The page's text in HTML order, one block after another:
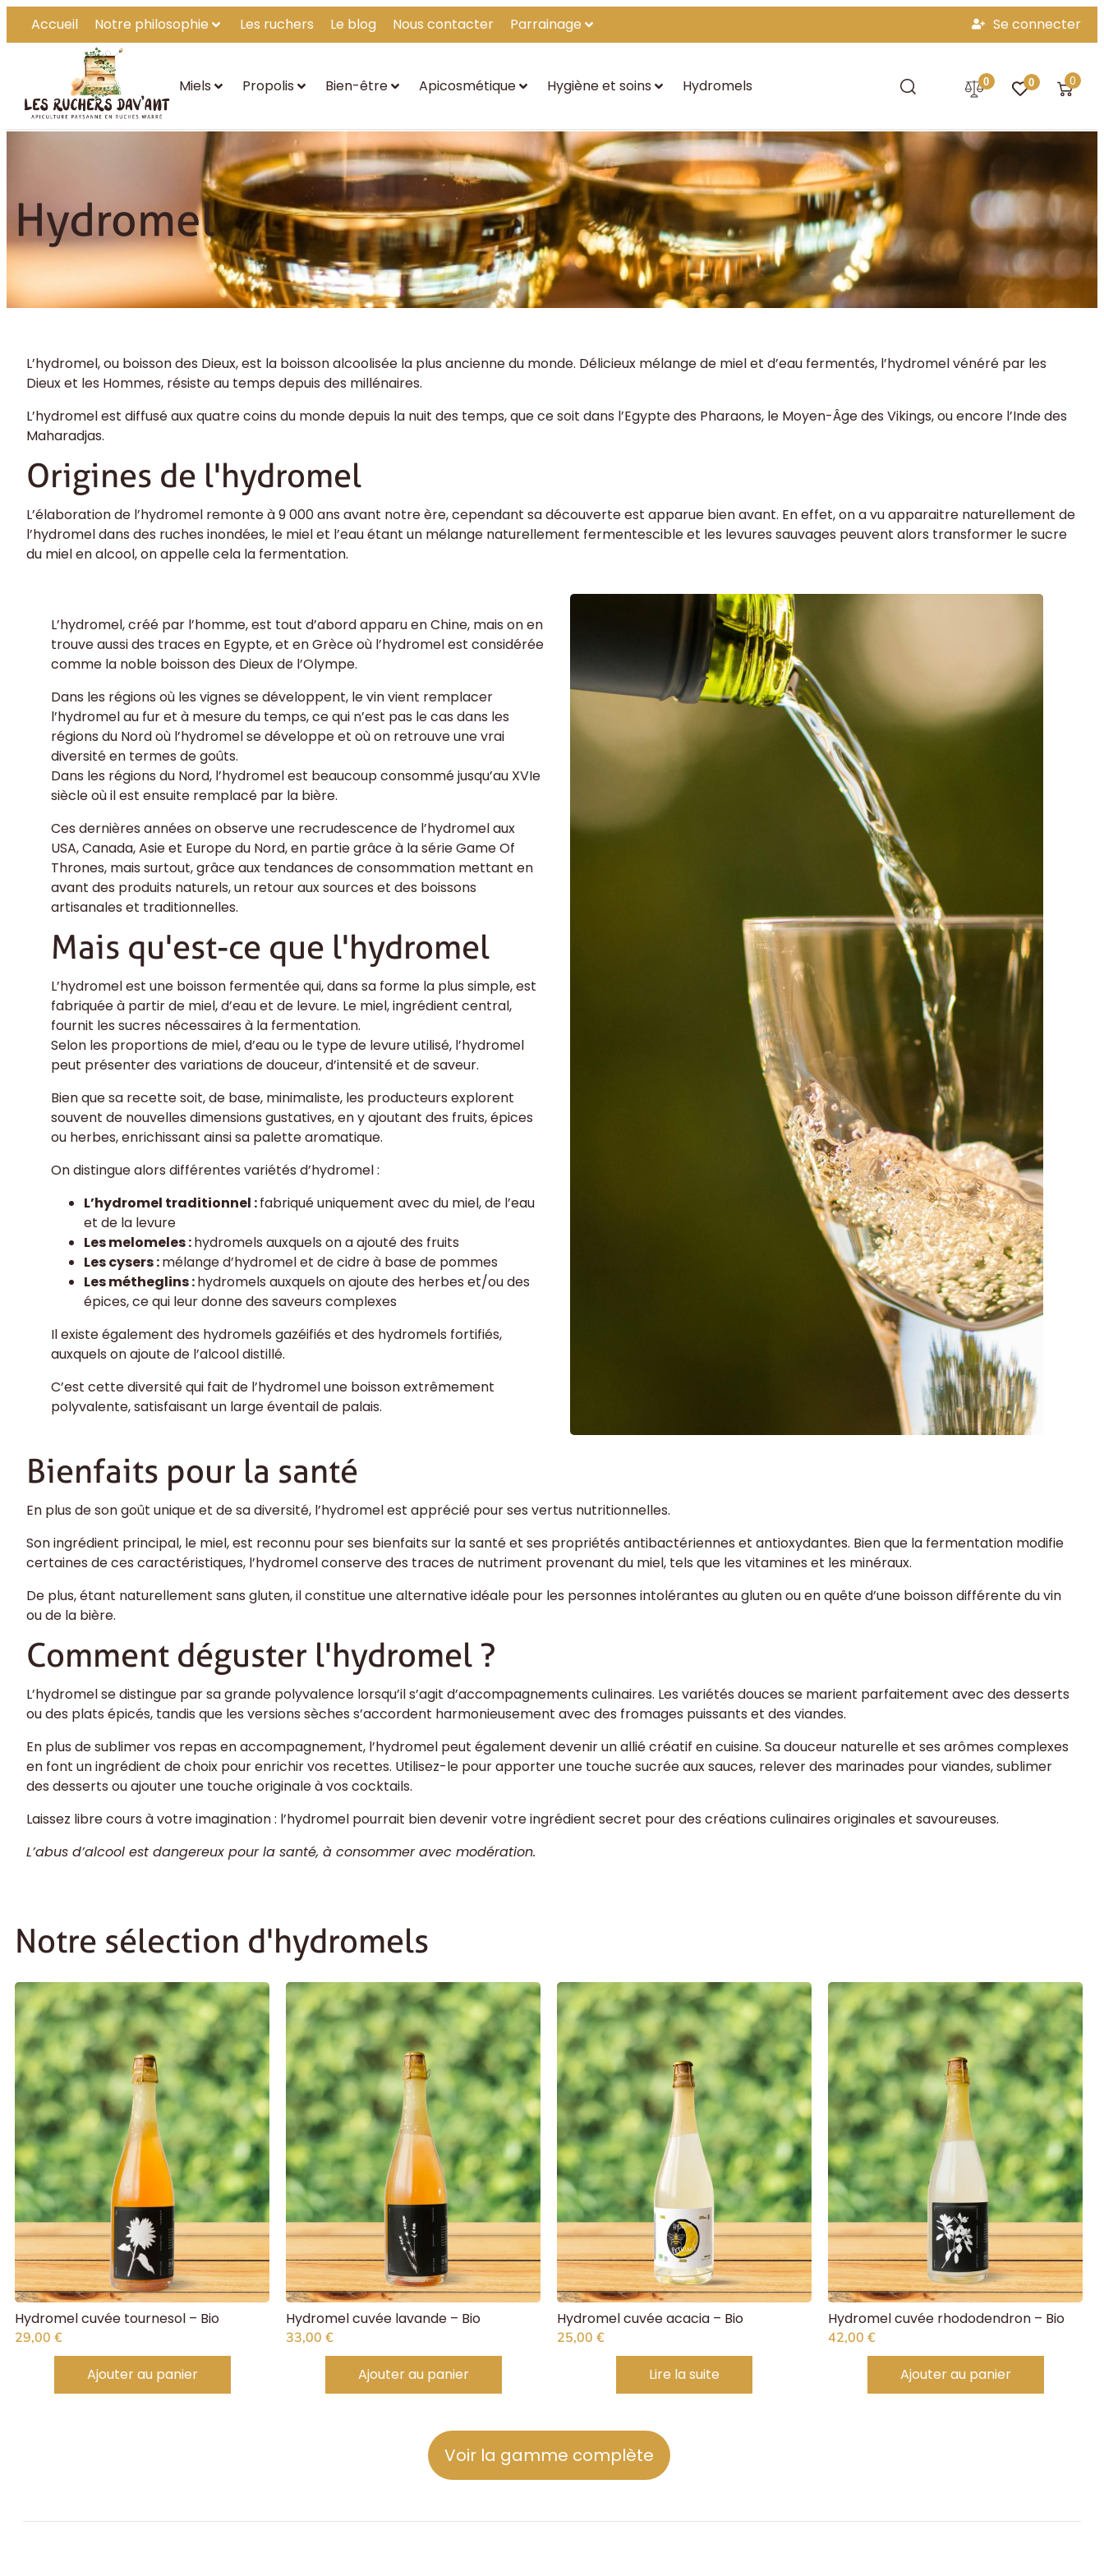
Accueil Notre philosophie Les ruchers Le blog Nous contacter Parrainage Se connecter
Miels Propolis Bien-être Apicosmétique Hygiène et soins Hydromels 0 0 0
Hydromel
L’hydromel, ou boisson des Dieux, est la boisson alcoolisée la plus ancienne du monde. Délicieux mélange de miel et d’eau fermentés, l’hydromel vénéré par les
Dieux et les Hommes, résiste au temps depuis des millénaires.
L’hydromel est diffusé aux quatre coins du monde depuis la nuit des temps, que ce soit dans l’Egypte des Pharaons, le Moyen-Âge des Vikings, ou encore l’Inde des
Maharadjas.
Origines de l'hydromel
L’élaboration de l’hydromel remonte à 9 000 ans avant notre ère, cependant sa découverte est apparue bien avant. En effet, on a vu apparaitre naturellement de
l’hydromel dans des ruches inondées, le miel et l’eau étant un mélange naturellement fermentescible et les levures sauvages peuvent alors transformer le sucre
du miel en alcool, on appelle cela la fermentation.
L’hydromel, créé par l’homme, est tout d’abord apparu en Chine, mais on en
trouve aussi des traces en Egypte, et en Grèce où l’hydromel est considérée
comme la noble boisson des Dieux de l’Olympe.
Dans les régions où les vignes se développent, le vin vient remplacer
l’hydromel au fur et à mesure du temps, ce qui n’est pas le cas dans les
régions du Nord où l’hydromel se développe et où on retrouve une vrai
diversité en termes de goûts.
Dans les régions du Nord, l’hydromel est beaucoup consommé jusqu’au XVIe
siècle où il est ensuite remplacé par la bière.
Ces dernières années on observe une recrudescence de l’hydromel aux
USA, Canada, Asie et Europe du Nord, en partie grâce à la série Game Of
Thrones, mais surtout, grâce aux tendances de consommation mettant en
avant des produits naturels, un retour aux sources et des boissons
artisanales et traditionnelles.
Mais qu'est-ce que l'hydromel
L’hydromel est une boisson fermentée qui, dans sa forme la plus simple, est
fabriquée à partir de miel, d’eau et de levure. Le miel, ingrédient central,
fournit les sucres nécessaires à la fermentation.
Selon les proportions de miel, d’eau ou le type de levure utilisé, l’hydromel
peut présenter des variations de douceur, d’intensité et de saveur.
Bien que sa recette soit, de base, minimaliste, les producteurs explorent
souvent de nouvelles dimensions gustatives, en y ajoutant des fruits, épices
ou herbes, enrichissant ainsi sa palette aromatique.
On distingue alors différentes variétés d’hydromel :
L’hydromel traditionnel :fabriqué uniquement avec du miel, de l’eau
et de la levure
Les melomeles :hydromels auxquels on a ajouté des fruits
Les cysers :mélange d’hydromel et de cidre à base de pommes
Les métheglins :hydromels auxquels on ajoute des herbes et/ou des
épices, ce qui leur donne des saveurs complexes
Il existe également des hydromels gazéifiés et des hydromels fortifiés,
auxquels on ajoute de l’alcool distillé.
C’est cette diversité qui fait de l’hydromel une boisson extrêmement
polyvalente, satisfaisant un large éventail de palais.
Bienfaits pour la santé
En plus de son goût unique et de sa diversité, l’hydromel est apprécié pour ses vertus nutritionnelles.
Son ingrédient principal, le miel, est reconnu pour ses bienfaits sur la santé et ses propriétés antibactériennes et antioxydantes. Bien que la fermentation modifie
certaines de ces caractéristiques, l’hydromel conserve des traces de nutriment provenant du miel, tels que les vitamines et les minéraux.
De plus, étant naturellement sans gluten, il constitue une alternative idéale pour les personnes intolérantes au gluten ou en quête d’une boisson différente du vin
ou de la bière.
Comment déguster l'hydromel ?
L’hydromel se distingue par sa grande polyvalence lorsqu’il s’agit d’accompagnements culinaires. Les variétés douces se marient parfaitement avec des desserts
ou des plats épicés, tandis que les versions sèches s’accordent harmonieusement avec des fromages puissants et des viandes.
En plus de sublimer vos repas en accompagnement, l’hydromel peut également devenir un allié créatif en cuisine. Sa douceur naturelle et ses arômes complexes
en font un ingrédient de choix pour enrichir vos recettes. Utilisez-le pour apporter une touche sucrée aux sauces, relever des marinades pour viandes, sublimer
des desserts ou ajouter une touche originale à vos cocktails.
Laissez libre cours à votre imagination : l’hydromel pourrait bien devenir votre ingrédient secret pour des créations culinaires originales et savoureuses.
L’abus d’alcool est dangereux pour la santé, à consommer avec modération.
Notre sélection d'hydromels
Hydromel cuvée tournesol – Bio
29,00 €
Ajouter au panier
Hydromel cuvée lavande – Bio
33,00 €
Ajouter au panier
Hydromel cuvée acacia – Bio
25,00 €
Lire la suite
Hydromel cuvée rhododendron – Bio
42,00 €
Ajouter au panier
Voir la gamme complète